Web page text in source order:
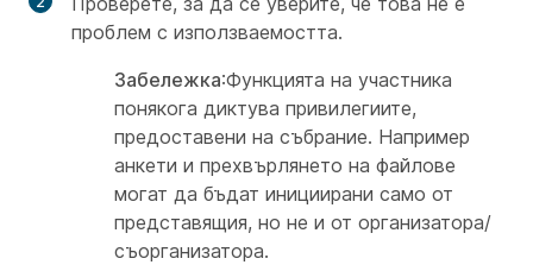
проблем с използваемостта.
Забележка:Функцията на участника
понякога диктува привилегиите,
предоставени на събрание. Например
анкети и прехвърлянето на файлове
могат да бъдат инициирани само от
представящия, но не и от организатора/
съорганизатора.